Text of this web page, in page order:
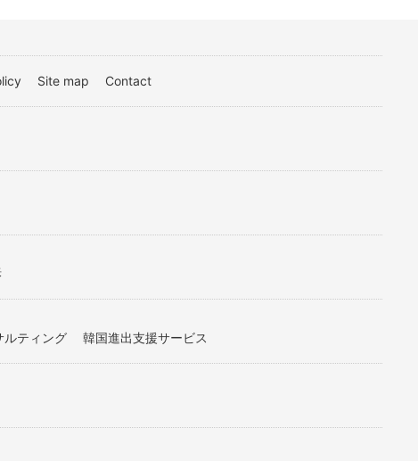
Site map Contact
ルティング 韓国進出支援サービス